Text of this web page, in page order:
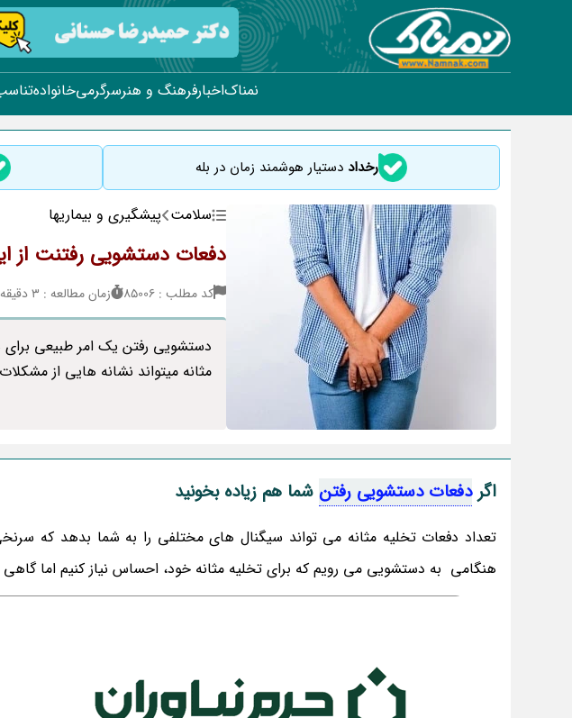
نمناکاخبارفرهنگ و هنرسرگرمیخانواده
رخداد دستیار هوشمند زمان در بله
سلامت پیشگیری و بیماریها
دفعات دستشویی رفتنت از
کد مطلب : 85006 زمان مطالعه : 3 دقیقه
دستشویی رفتن یک امر طبیعی
مثانه میتواند نشانه هایی از
اگردفعات دستشویی رفتن شما هم زیاده بخونید
تعداد دفعات تخلیه مثانه می تواند سیگنال های مختلفی را به شما بدهد که
هنگامی به دستشویی می رویم که برای تخلیه مثانه خود، احساس نیاز کنیم اما